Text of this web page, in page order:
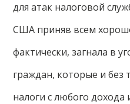
для атак налоговой
США приняв всем
фактически, загнала в
граждан, которые и без
налоги с любого дохода